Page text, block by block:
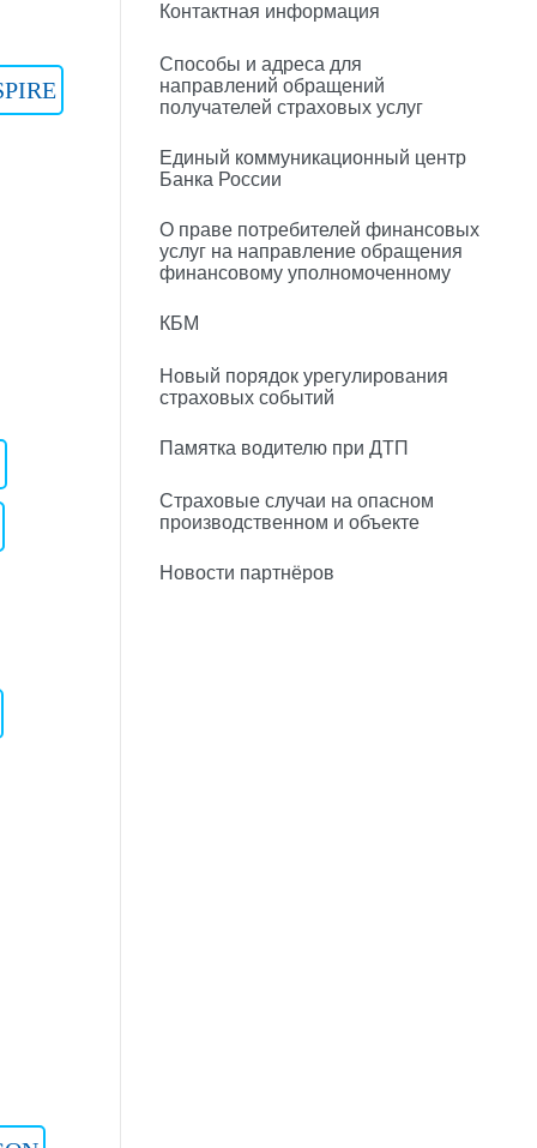
Контактная информация
Способы и адреса для
направлений обращений
получателей страховых услуг
Единый коммуникационный центр
Банка России
О праве потребителей финансовых
услуг на направление обращения
финансовому уполномоченному
КБМ
Новый порядок урегулирования
страховых событий
Памятка водителю при ДТП
Страховые случаи на опасном
производственном и объекте
Новости партнёров